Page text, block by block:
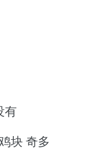
有
块 奇多